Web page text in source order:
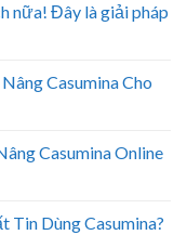
nữa! Đây là giải pháp
Casumina Cho
Casumina Online
Tin Dùng Casumina?